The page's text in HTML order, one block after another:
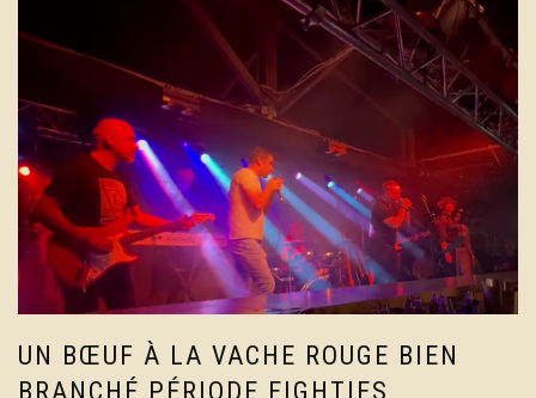
UN BŒUF À LA VACHE ROUGE BIEN
BRANCHÉ PÉRIODE EIGHTIES